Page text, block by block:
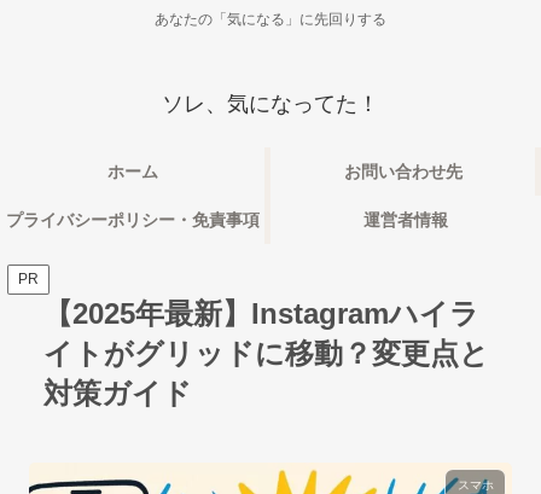
あなたの「気になる」に先回りする
ソレ、気になってた！
ホーム お問い合わせ先
プライバシーポリシー・免責事項 運営者情報
PR
【2025年最新】Instagramハイラ
イトがグリッドに移動？変更点と
対策ガイド
スマホ